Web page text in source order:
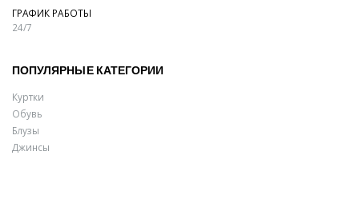
ГРАФИК РАБОТЫ
24/7
ПОПУЛЯРНЫЕ КАТЕГОРИИ
Куртки
Обувь
Блузы
Джинсы